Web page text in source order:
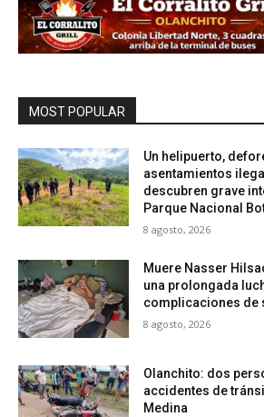
MOST POPULAR
Un helipuerto,
asentamientos
descubren grave
Parque Nacional
8 agosto, 2026
Muere Nasser
una prolongada
complicaciones de
8 agosto, 2026
Olanchito: dos
accidentes de
Medina